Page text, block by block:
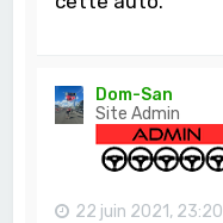
Dom-San
Site Admin
22 juin 2021, 23:20